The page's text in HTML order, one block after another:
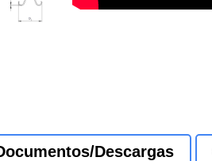
Descargas